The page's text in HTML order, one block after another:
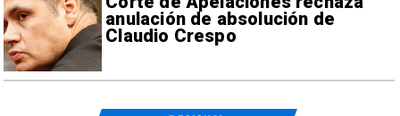
anulación de absolución de
Claudio Crespo